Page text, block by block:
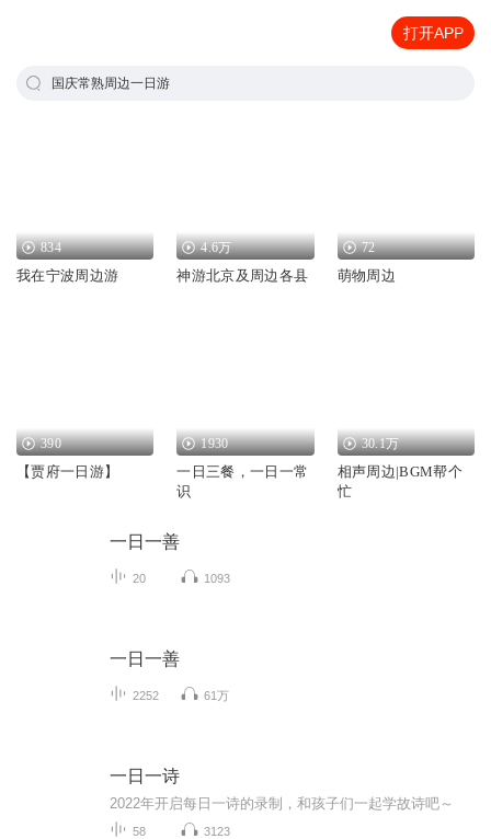
打开APP
国庆常熟周边一日游
834
我在宁波周边游
4.6万
神游北京及周边各县
72
萌物周边
390
【贾府一日游】
1930
一日三餐，一日一常
识
30.1万
相声周边|BGM帮个
忙
一日一善
20 1093
一日一善
2252 61万
一日一诗
2022年开启每日一诗的录制，和孩子们一起学故诗吧～
58 3123